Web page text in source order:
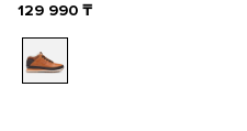
129 990 ₸